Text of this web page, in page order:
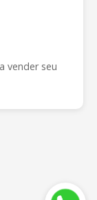
vender seu